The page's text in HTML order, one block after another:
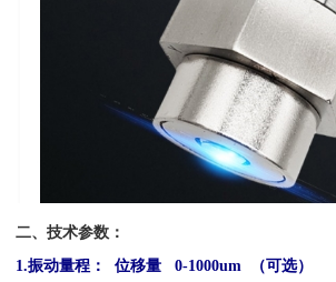
二、技术参数：
1.振动量程： 位移量 0-1000um （可选）